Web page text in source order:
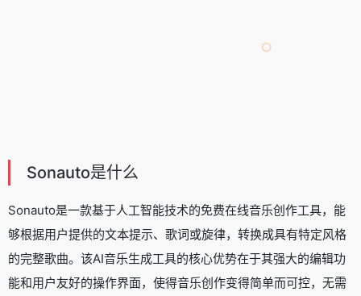
Sonauto是什么
Sonauto是一款基于人工智能技术的免费在线音乐创作工具，能
够根据用户提供的文本提示、歌词或旋律，转换成具有特定风格
的完整歌曲。该AI音乐生成工具的核心优势在于其强大的编辑功
能和用户友好的操作界面，使得音乐创作变得简单而可控，无需